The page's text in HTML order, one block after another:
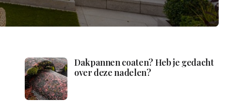
Dakpannen coaten? Heb je gedacht
over deze nadelen?